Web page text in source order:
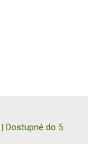
| Dostupné do 5